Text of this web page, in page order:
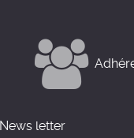
News letter